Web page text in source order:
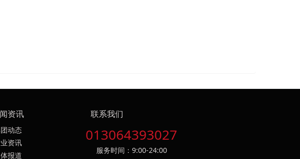
资讯
动态
资讯
报道
联系我们
013064393027
服务时间：9:00-24:00